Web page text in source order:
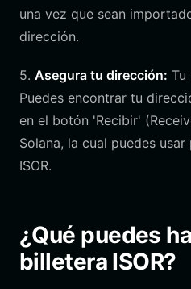
una vez que sean
dirección.
5. Asegura tu dirección: Tu
Puedes encontrar tu
en el botón 'Recibir'
Solana, la cual puedes
ISOR.
¿Qué puedes
billetera ISOR?